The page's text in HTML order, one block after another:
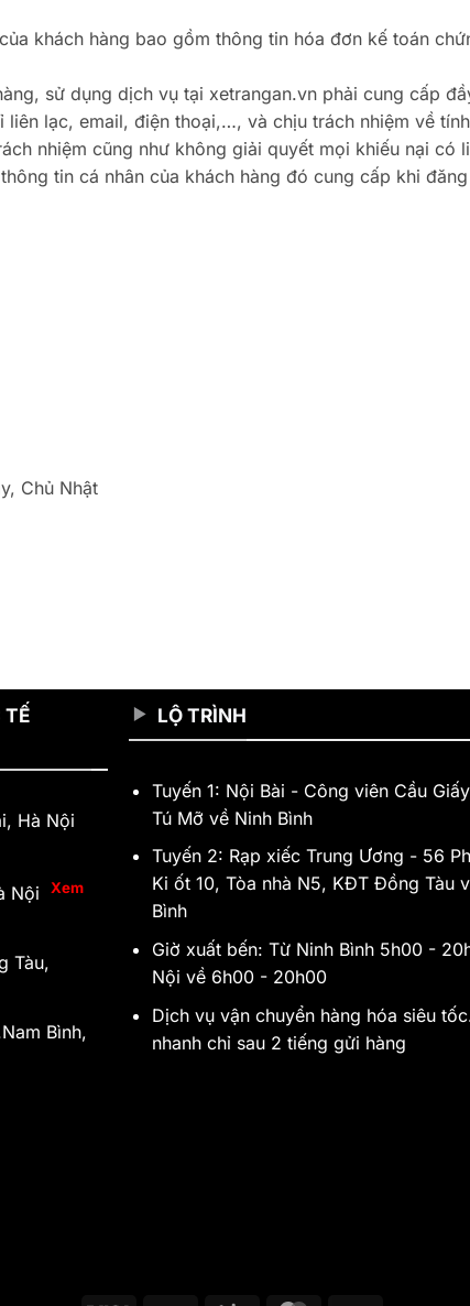
khách hàng bao gồm thông tin hóa đơn kế toán
sử dụng dịch vụ tại xetrangan.vn phải cung cấp
lạc, email, điện thoại,…, và chịu trách nhiệm về
nhiệm cũng như không giải quyết mọi khiếu nại có
tin cá nhân của khách hàng đó cung cấp khi
Chủ Nhật
TẾ
Hà Nội
NộiXem
Tàu,
Bình,
LỘ TRÌNH
Tuyến 1: Nội Bài - Công viên Cầu
Tú Mỡ về Ninh Bình
Tuyến 2: Rạp xiếc Trung Ương - 56
Ki ốt 10, Tòa nhà N5, KĐT Đồng Tàu
Bình
Giờ xuất bến: Từ Ninh Bình 5h00 -
Nội về 6h00 - 20h00
Dịch vụ vận chuyển hàng hóa siêu
nhanh chỉ sau 2 tiếng gửi hàng